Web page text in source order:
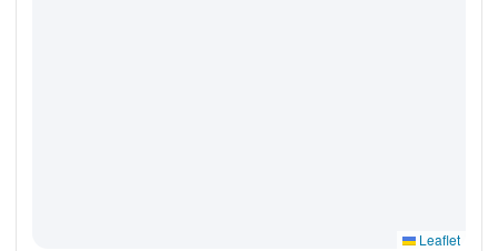
Leaflet